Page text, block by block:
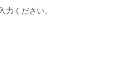
ください。